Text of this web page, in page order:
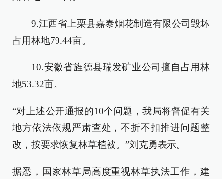
9.江西省上栗县嘉泰烟花制造有限公司毁坏
占用林地79.44亩。
10.安徽省旌德县瑞发矿业公司擅自占用林
地53.32亩。
“对上述公开通报的10个问题，我局将督促有关
地方依法依规严肃查处，不折不扣推进问题整
改，按要求恢复林草植被。”刘克勇表示。
据悉，国家林草局高度重视林草执法工作，建